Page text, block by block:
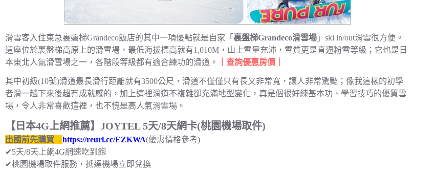
滑雪客入住東急裏磐梯Grandeco飯店的其中一項優點就是自家「 裏盤梯Grandeco滑雪場 」ski in/out滑雪很方便。
這座位於裏盤梯高原上的滑雪場，最低海拔標高就有1,010M，山上雪量充沛，雪質更是直逼粉雪等級；它也是日
本東北人氣滑雪場之一，各階段等級都有適合練功的滑道。
｜查詢優惠房價｜
其中初級(10號)滑道最長滑行距離就有3500公尺，滑道不僅僅只有長又非常寬，讓人非常驚豔；像我這樣的初學
者滑一趟下來後超有成就感的，加上這裡滑道不複雜卻充滿地型變化，真是個很好練基本功、學習技巧的優質雪
場，令人非常喜歡這裡，也不愧是高人氣滑雪場。
【日本4G上網推薦】JOYTEL 5天/8天網卡(桃園機場取件)
出國前先購買→https://reurl.cc/EZKWA(優惠價格參考)
✔5天/8天上網4G網速吃到飽
✔桃園機場取件服務，抵達機場立即兌換